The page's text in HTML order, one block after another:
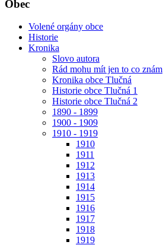
Obec
Volené orgány obce
Historie
Kronika
Slovo autora
Rád mohu mít jen to co znám
Kronika obce Tlučná
Historie obce Tlučná 1
Historie obce Tlučná 2
1890 - 1899
1900 - 1909
1910 - 1919
1910
1911
1912
1913
1914
1915
1916
1917
1918
1919